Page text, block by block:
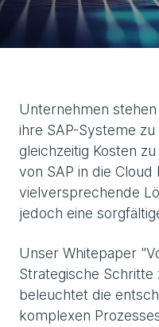
Unternehmen
ihre SAP-Systeme
gleichzeitig Kosten
von SAP in die
vielversprechende
jedoch eine
Unser Whitepaper
Strategische Schritte
beleuchtet die
komplexen